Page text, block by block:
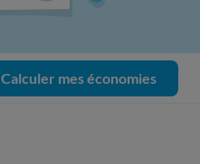
Calculer mes économies